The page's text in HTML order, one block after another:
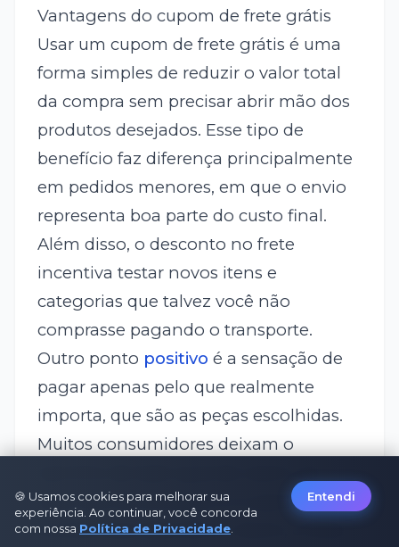
Vantagens do cupom de frete grátis
Usar um cupom de frete grátis é uma
forma simples de reduzir o valor total
da compra sem precisar abrir mão dos
produtos desejados. Esse tipo de
benefício faz diferença principalmente
em pedidos menores, em que o envio
representa boa parte do custo final.
Além disso, o desconto no frete
incentiva testar novos itens e
categorias que talvez você não
comprasse pagando o transporte.
Outro ponto positivo é a sensação de
pagar apenas pelo que realmente
importa, que são as peças escolhidas.
Muitos consumidores deixam o
valor alto de entrega, e o cupom ajuda
a evitar esse abandono. Assim, o frete
🍪 Usamos cookies para melhorar sua
experiência. Ao continuar, você concorda
com nossa Política de Privacidade
Entendi